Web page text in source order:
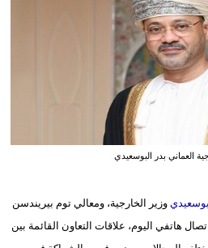
علوم
وتكنولوجيا
العماني بدر البوسعيدي
وزير الخارجية، ومعالي توم بيريندسن
هاتفي اليوم، علاقات التعاون القائمة بين